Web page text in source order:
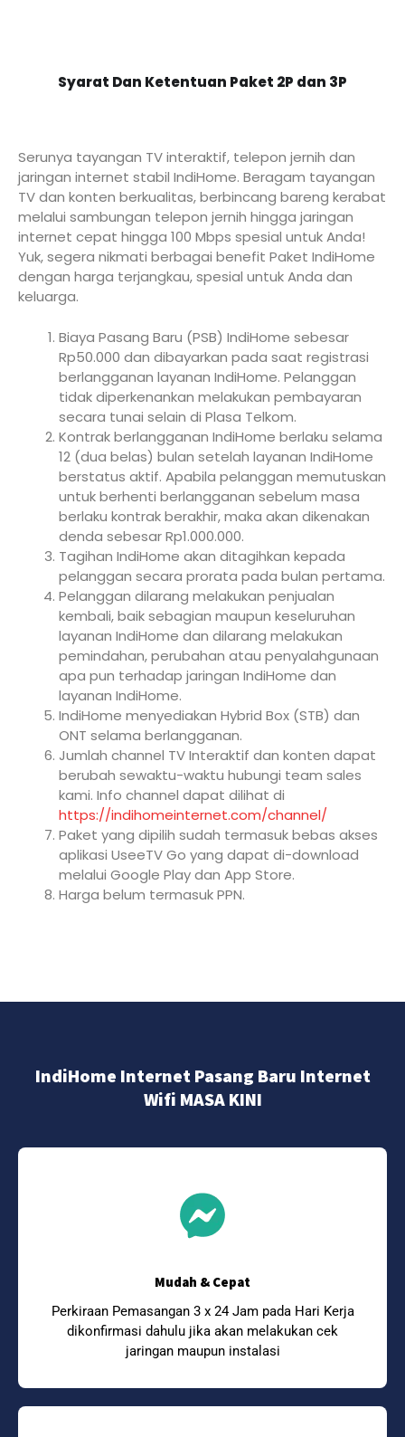
Syarat Dan Ketentuan Paket 2P dan 3P
Serunya tayangan TV interaktif, telepon jernih dan
jaringan internet stabil IndiHome. Beragam tayangan
TV dan konten berkualitas, berbincang bareng kerabat
melalui sambungan telepon jernih hingga jaringan
internet cepat hingga 100 Mbps spesial untuk Anda!
Yuk, segera nikmati berbagai benefit Paket IndiHome
dengan harga terjangkau, spesial untuk Anda dan
keluarga.
Biaya Pasang Baru (PSB) IndiHome sebesar
Rp50.000 dan dibayarkan pada saat registrasi
berlangganan layanan IndiHome. Pelanggan
tidak diperkenankan melakukan pembayaran
secara tunai selain di Plasa Telkom.
Kontrak berlangganan IndiHome berlaku selama
12 (dua belas) bulan setelah layanan IndiHome
berstatus aktif. Apabila pelanggan memutuskan
untuk berhenti berlangganan sebelum masa
berlaku kontrak berakhir, maka akan dikenakan
denda sebesar Rp1.000.000.
Tagihan IndiHome akan ditagihkan kepada
pelanggan secara prorata pada bulan pertama.
Pelanggan dilarang melakukan penjualan
kembali, baik sebagian maupun keseluruhan
layanan IndiHome dan dilarang melakukan
pemindahan, perubahan atau penyalahgunaan
apa pun terhadap jaringan IndiHome dan
layanan IndiHome.
IndiHome menyediakan Hybrid Box (STB) dan
ONT selama berlangganan.
Jumlah channel TV Interaktif dan konten dapat
berubah sewaktu-waktu hubungi team sales
kami. Info channel dapat dilihat di
https://indihomeinternet.com/channel/
Paket yang dipilih sudah termasuk bebas akses
aplikasi UseeTV Go yang dapat di-download
melalui Google Play dan App Store.
Harga belum termasuk PPN.
IndiHome Internet Pasang Baru Internet
Wifi MASA KINI
Mudah & Cepat
Perkiraan Pemasangan 3 x 24 Jam pada Hari Kerja
dikonfirmasi dahulu jika akan melakukan cek
jaringan maupun instalasi